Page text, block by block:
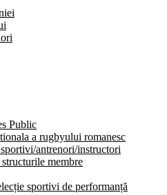
Public
a rugbyului romanesc
antrenori/instructori
membre
sportivi de performanță